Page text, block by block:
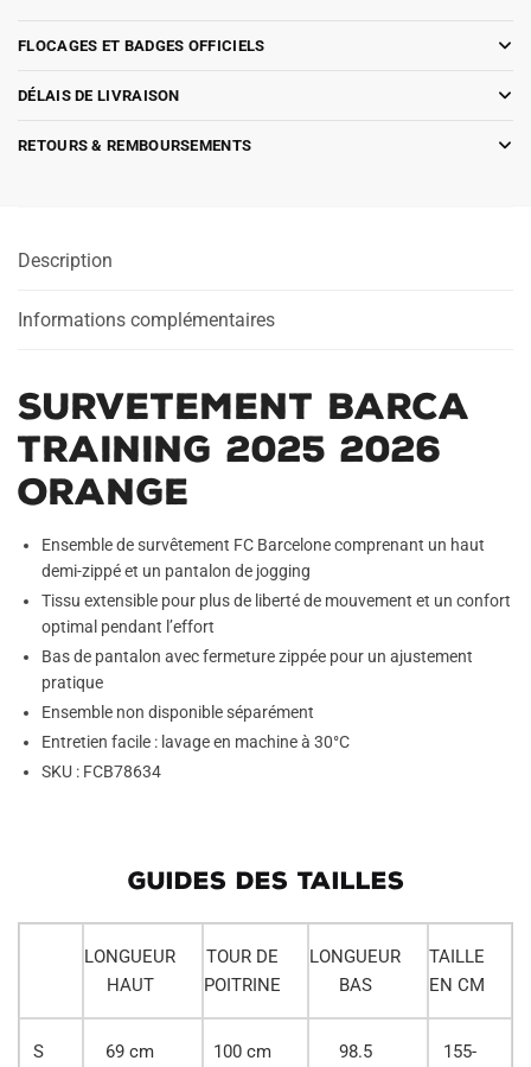
FLOCAGES ET BADGES OFFICIELS
DÉLAIS DE LIVRAISON
RETOURS & REMBOURSEMENTS
Description
Informations complémentaires
Survetement Barca
Training 2025 2026
Orange
Ensemble de survêtement FC Barcelone comprenant un haut
demi-zippé et un pantalon de jogging
Tissu extensible pour plus de liberté de mouvement et un confort
optimal pendant l’effort
Bas de pantalon avec fermeture zippée pour un ajustement
pratique
Ensemble non disponible séparément
Entretien facile : lavage en machine à 30°C
SKU : FCB78634
GUIDES DES TAILLES
LONGUEUR
HAUT
TOUR DE
POITRINE
LONGUEUR
BAS
TAILLE
EN CM
S 69 cm 100 cm 98.5 155-